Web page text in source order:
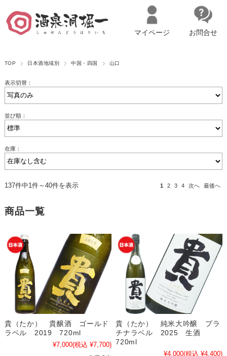
名古屋市西区の「造り手の想いを伝える」日本酒・ワインセレクトショ
マイページ お問合せ
TOP 日本酒地域別 中国・四国 山口
表示切替：
並び順：
在庫：
137件中1件～40件を表示 1 2 3 4 次へ 最後へ
商品一覧
貴（たか） 貴醸酒 ゴールド
ラベル 2019 720ml
¥7,000(税込 ¥7,700)
貴（たか） 純米大吟醸 プラ
チナラベル 2025 生酒
720ml
¥4,000(税込 ¥4,400)